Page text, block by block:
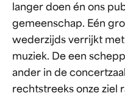
langer doen én ons
gemeenschap. Eén
wederzijds verrijkt
muziek. De een
ander in de
rechtstreeks onze ziel